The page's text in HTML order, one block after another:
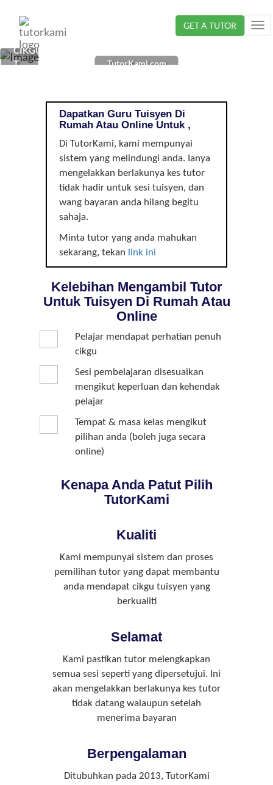
GET A TUTOR
CIKGU
TUISYEN
TutorKami.com
Dapatkan Guru Tuisyen Di
Rumah Atau Online Untuk ,
Di TutorKami, kami mempunyai
sistem yang melindungi anda. Ianya
mengelakkan berlakunya kes tutor
tidak hadir untuk sesi tuisyen, dan
wang bayaran anda hilang begitu
sahaja.
Minta tutor yang anda mahukan
sekarang, tekan link ini
Kelebihan Mengambil Tutor
Untuk Tuisyen Di Rumah Atau
Online
Pelajar mendapat perhatian penuh
cikgu
Sesi pembelajaran disesuaikan
mengikut keperluan dan kehendak
pelajar
Tempat & masa kelas mengikut
pilihan anda (boleh juga secara
online)
Kenapa Anda Patut Pilih
TutorKami
Kualiti
Kami mempunyai sistem dan proses
pemilihan tutor yang dapat membantu
anda mendapat cikgu tuisyen yang
berkualiti
Selamat
Kami pastikan tutor melengkapkan
semua sesi seperti yang dipersetujui. Ini
akan mengelakkan berlakunya kes tutor
tidak datang walaupun setelah
menerima bayaran
Berpengalaman
Ditubuhkan pada 2013, TutorKami